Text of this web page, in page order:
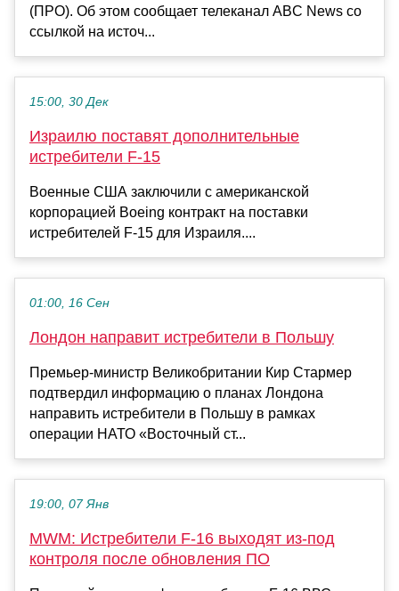
(ПРО). Об этом сообщает телеканал ABC News со
ссылкой на источ...
15:00, 30 Дек
Израилю поставят дополнительные
истребители F-15
Военные США заключили с американской
корпорацией Boeing контракт на поставки
истребителей F-15 для Израиля....
01:00, 16 Сен
Лондон направит истребители в Польшу
Премьер-министр Великобритании Кир Стармер
подтвердил информацию о планах Лондона
направить истребители в Польшу в рамках
операции НАТО «Восточный ст...
19:00, 07 Янв
MWM: Истребители F-16 выходят из-под
контроля после обновления ПО